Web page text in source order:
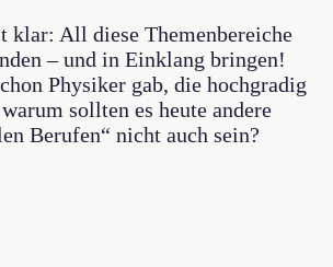
klar: All diese Themenbereiche
– und in Einklang bringen!
Physiker gab, die hochgradig
sollten es heute andere
Berufen“ nicht auch sein?